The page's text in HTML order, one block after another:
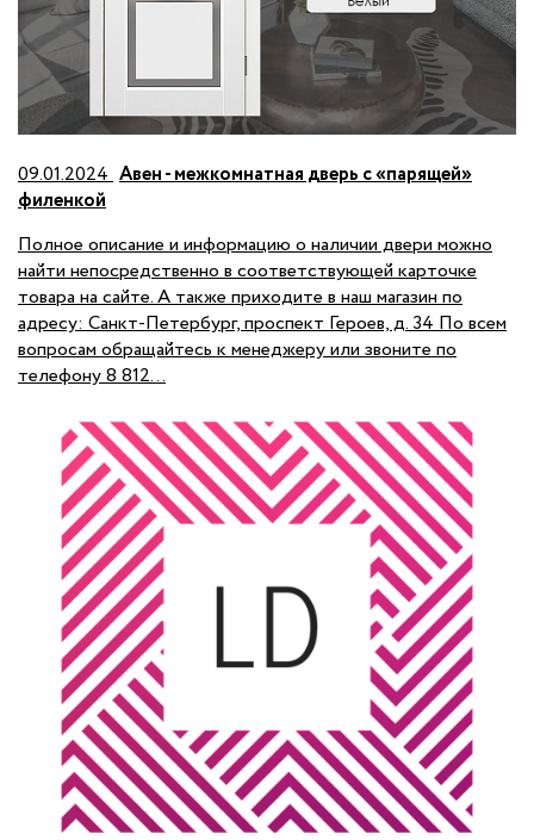
09.01.2024 Авен - межкомнатная дверь с «парящей»
филенкой
Полное описание и информацию о наличии двери можно
найти непосредственно в соответствующей карточке
товара на сайте. А также приходите в наш магазин по
адресу: Санкт-Петербург, проспект Героев, д. 34 По всем
вопросам обращайтесь к менеджеру или звоните по
телефону 8 812...